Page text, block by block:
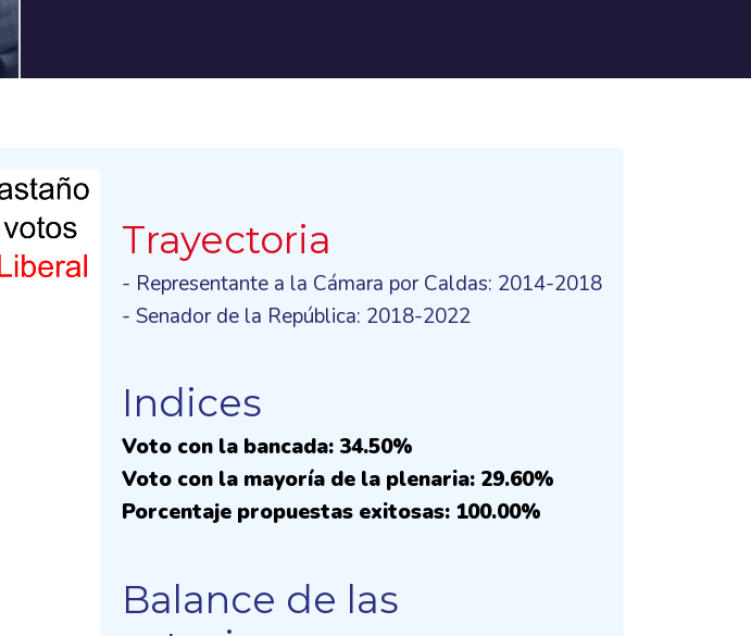
Trayectoria
- Representante a la Cámara por Caldas: 2014-2018
- Senador de la República: 2018-2022
Indices
Voto con la bancada: 34.50%
Voto con la mayoría de la plenaria: 29.60%
Porcentaje propuestas exitosas: 100.00%
Balance de las